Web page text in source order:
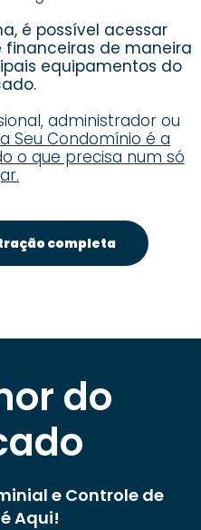
é possível acessar
de maneira
equipamentos do
administrador ou
a Seu Condomínio é a
o que precisa num só
completa
do
e Controle de
Aqui!